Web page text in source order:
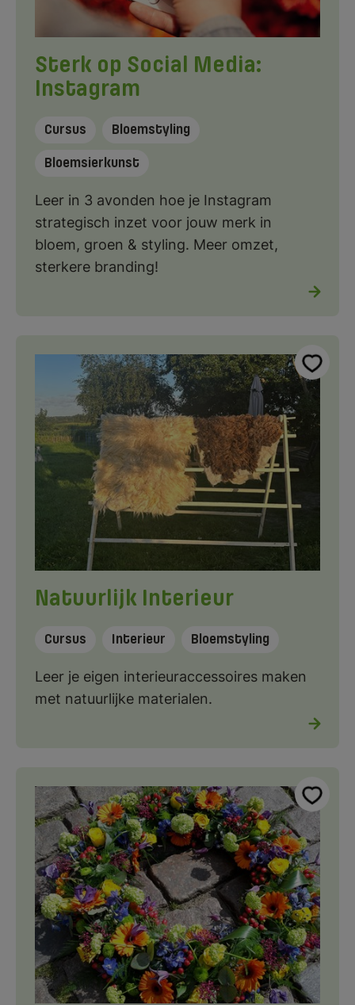
Sterk op Social Media:
Instagram
Cursus Bloemstyling
Bloemsierkunst
Leer in 3 avonden hoe je Instagram
strategisch inzet voor jouw merk in
bloem, groen & styling. Meer omzet,
sterkere branding!
Natuurlijk Interieur
Cursus Interieur Bloemstyling
Leer je eigen interieuraccessoires maken
met natuurlijke materialen.